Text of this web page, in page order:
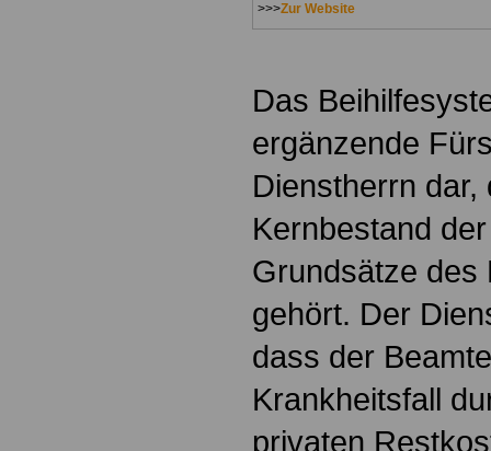
>>>Zur Website
Das
ergänzende
Dienstherrn dar,
Kernbestand
Grundsätze des
gehört. Der
dass der
Krankheitsfall
privaten